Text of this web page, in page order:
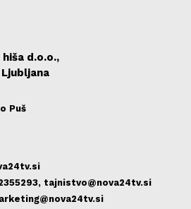
hiša d.o.o.,
Puš
tajnistvo@nova24tv.si